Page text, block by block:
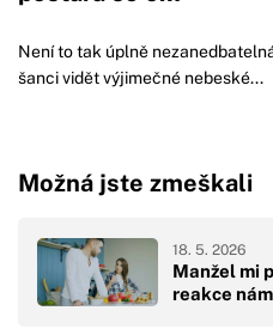
Není to tak úplně
šanci vidět výjimečné nebeské...
Možná jste zmeškali
Manžel mi
reakce
18. 5. 2026